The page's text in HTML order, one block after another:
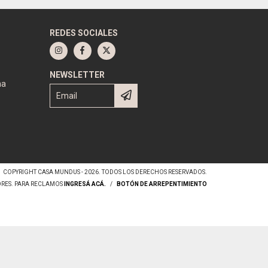
REDES SOCIALES
NEWSLETTER
COPYRIGHT CASA MUNDUS - 2026. TODOS LOS DERECHOS RESERVADOS.
PARA RECLAMOS
INGRESÁ ACÁ. / BOTÓN DE ARREPENTIMIENTO